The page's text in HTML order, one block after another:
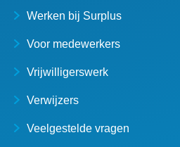
Werken bij Surplus
Voor medewerkers
Vrijwilligerswerk
Verwijzers
Veelgestelde vragen